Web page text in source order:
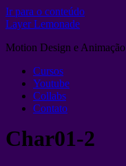
Ir para o conteúdo
Layer Lemonade
Motion Design e Animação
Cursos
Youtube
Collabs
Contato
Char01-2